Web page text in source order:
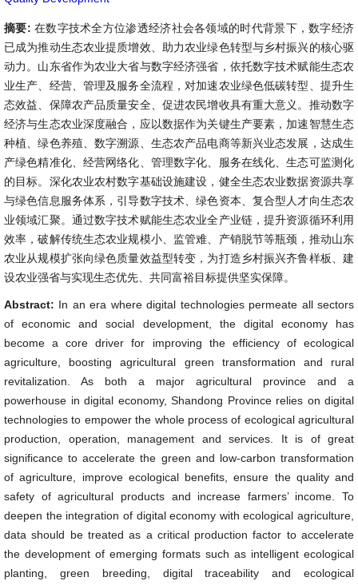
摘要: 在数字技术全方位渗透经济社会各领域的时代背景下，数字经济
已成为推动生态农业提质增效、助力农业绿色转型与乡村振兴的核心驱
动力。山东省作为农业大省与数字经济强省，依托数字技术赋能生态农
业生产、经营、管理及服务全流程，对加速农业绿色低碳转型、提升生
态效益、保障农产品质量安全、促进农民增收具有重大意义。推动数字
经济与生态农业深度融合，应以数据作为关键生产要素，加速智慧生态
种植、绿色养殖、数字溯源、生态农产品电商等新兴业态发展，达成生
产绿色精准化、经营网络化、管理数字化、服务在线化、生态可监测化
的目标。深化农业农村数字基础设施建设，健全生态农业数据资源共享
与绿色信息服务体系，引导数字技术、绿色资本、复合型人才向生态农
业领域汇聚。通过数字技术赋能生态农业全产业链，提升资源循环利用
效率，破解传统生态农业规模小、监管难、产销脱节等瓶颈，推动山东
农业从规模扩张向绿色质量效益型转变，为打造乡村振兴齐鲁样板、建
设农业强省与实现生态优先、共同富裕目标提供坚实保障。
Abstract: In an era where digital technologies permeate all sectors
of economic and social development, the digital economy has
become a core driver for improving the efficiency of ecological
agriculture, boosting agricultural green transformation and rural
revitalization. As both a major agricultural province and a
powerhouse in digital economy, Shandong Province relies on digital
technologies to empower the whole process of ecological agricultural
production, operation, management and services. It is of great
significance to accelerate the green and low-carbon transformation
of agriculture, improve ecological benefits, ensure the quality and
safety of agricultural products and increase farmers’ income. To
deepen the integration of digital economy with ecological agriculture,
data should be treated as a critical production factor to accelerate
the development of emerging formats such as intelligent ecological
planting, green breeding, digital traceability and ecological